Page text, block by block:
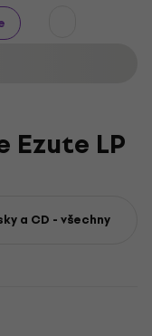
Ezute LP
a CD - všechny